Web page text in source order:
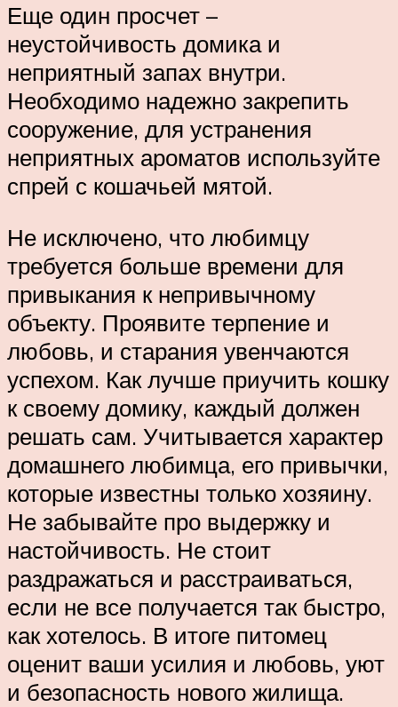
Еще один просчет –
неустойчивость домика и
неприятный запах внутри.
Необходимо надежно закрепить
сооружение, для устранения
неприятных ароматов используйте
спрей с кошачьей мятой.
Не исключено, что любимцу
требуется больше времени для
привыкания к непривычному
объекту. Проявите терпение и
любовь, и старания увенчаются
успехом. Как лучше приучить кошку
к своему домику, каждый должен
решать сам. Учитывается характер
домашнего любимца, его привычки,
которые известны только хозяину.
Не забывайте про выдержку и
настойчивость. Не стоит
раздражаться и расстраиваться,
если не все получается так быстро,
как хотелось. В итоге питомец
оценит ваши усилия и любовь, уют
и безопасность нового жилища.